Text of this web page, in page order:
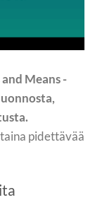
Means -
pidettävää